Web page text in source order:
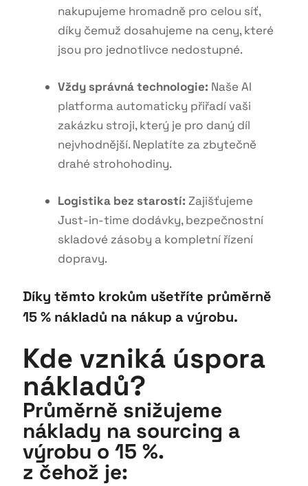
nakupujeme hromadně pro celou síť,
díky čemuž dosahujeme na ceny, které
jsou pro jednotlivce nedostupné.
Vždy správná technologie: Naše AI
platforma automaticky přiřadí vaši
zakázku stroji, který je pro daný díl
nejvhodnější.Neplatíte za zbytečně
drahé strohohodiny.
Logistika bez starostí: Zajišťujeme
Just-in-time dodávky, bezpečnostní
skladové zásoby a kompletní řízení
dopravy.
Díky těmto krokům ušetříte průměrně
15 % nákladů na nákup a výrobu.
Kde vzniká úspora
nákladů?
Průměrně snižujeme
náklady na sourcing a
výrobu o 15 %.
z čehož je: